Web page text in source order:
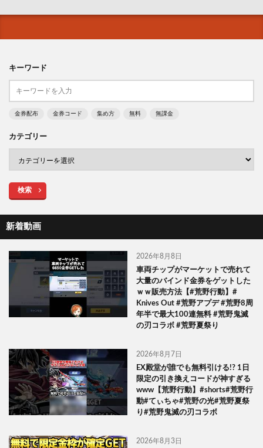
キーワード
金券配布 金券コード 集め方 無料 無課金
カテゴリー
検索
新着動画
2026年8月8日
車両チップがマーケットで売れて
大量のバインド金券をゲットした
ｗｗ販売方法【#荒野行動】#
Knives Out #荒野アプデ #荒野8周
年半で最大100連無料 #荒野鬼滅
の刃コラボ #荒野夏祭り
2026年8月7日
EX殿堂が誰でも無料引ける!? 1日
限定の引き換えコードが神すぎる
www【荒野行動】#shorts#荒野行
動#てぃちゃ#荒野の光#荒野夏祭
り#荒野鬼滅の刃コラボ
2026年8月3日